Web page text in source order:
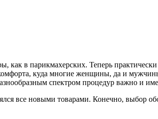
как в парикмахерских. Теперь
куда многие женщины, да и
спектром процедур важно и
все новыми товарами. Конечно, выбор